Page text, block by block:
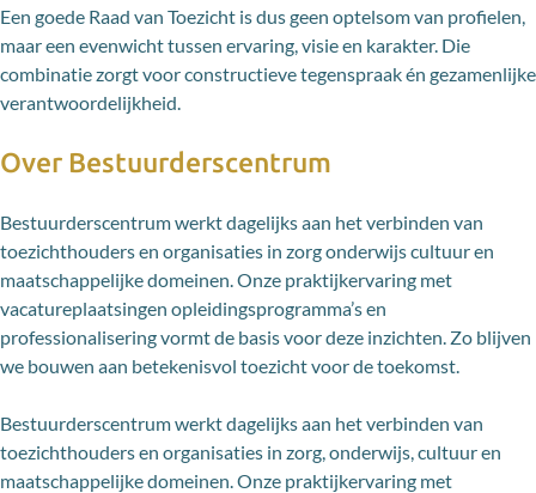
Een goede Raad van Toezicht is dus geen optelsom van profielen,
maar een evenwicht tussen ervaring, visie en karakter. Die
combinatie zorgt voor constructieve tegenspraak én gezamenlijke
verantwoordelijkheid.
Over Bestuurderscentrum
Bestuurderscentrum werkt dagelijks aan het verbinden van
toezichthouders en organisaties in zorg onderwijs cultuur en
maatschappelijke domeinen. Onze praktijkervaring met
vacatureplaatsingen opleidingsprogramma’s en
professionalisering vormt de basis voor deze inzichten. Zo blijven
we bouwen aan betekenisvol toezicht voor de toekomst.
Bestuurderscentrum werkt dagelijks aan het verbinden van
toezichthouders en organisaties in zorg, onderwijs, cultuur en
maatschappelijke domeinen. Onze praktijkervaring met